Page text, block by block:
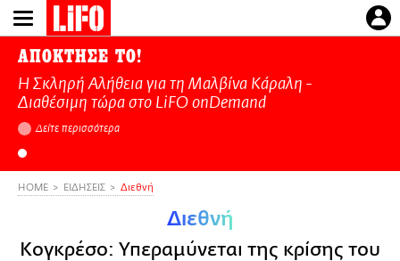
Παράκαμψη
προς
κυρίως
περιεχόμενο
ΑΠΟΚΤΗΣΕ ΤΟ!
Η Σκληρή Αλήθεια για τη Μαλβίνα Κάραλη -
Διαθέσιμη τώρα στo LiFO onDemand
Δείτε περισσότερα
HOME ΕΙΔΗΣΕΙΣ Διεθνή
Διεθνή
Κογκρέσο: Υπεραμύνεται της κρίσης του